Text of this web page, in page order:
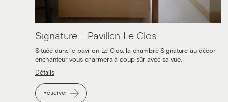
Signature - Pavillon Le Clos
Située dans le pavillon Le Clos, la chambre Signature au décor
enchanteur vous charmera à coup sûr avec sa vue.
Détails
Réserver